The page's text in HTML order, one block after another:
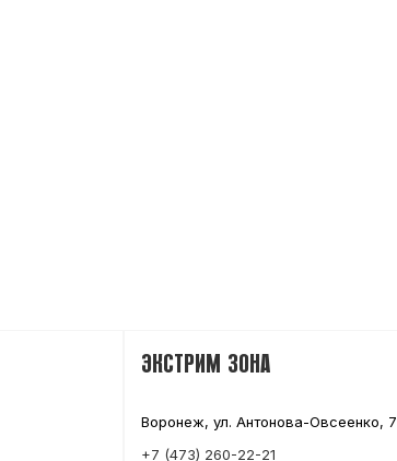
ЭКСТРИМ ЗОНА
Воронеж, ул. Антонова-Овсеенко, 7
+7 (473) 260-22-21